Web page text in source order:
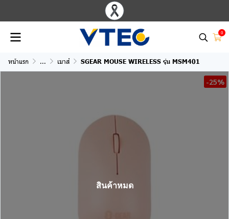
0
หน้าแรก ... เมาส์ SGEAR MOUSE WIRELESS รุ่น MSM401
-25%
สินค้าหมด